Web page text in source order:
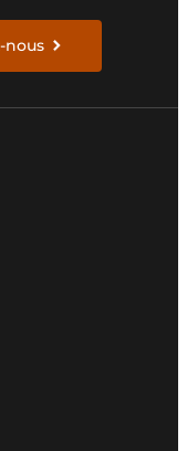
nous